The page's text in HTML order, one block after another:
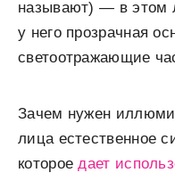
называют) — в этом
у него прозрачная
светоотражающие
Зачем нужен
лица естественное
котороедает